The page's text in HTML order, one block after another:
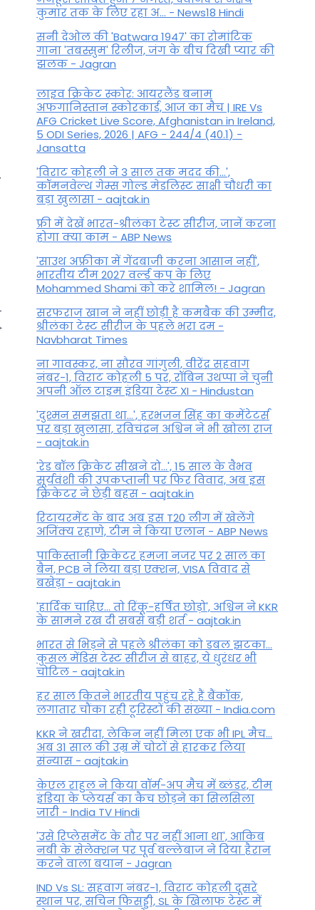
कुमार तक के लिए रहा अ... - News18 Hindi
सनी देओल की 'Batwara 1947' का रोमांटिक
गाना 'तबस्सुम' रिलीज, जंग के बीच दिखी प्यार की
झलक - Jagran
लाइव क्रिकेट स्कोर: आयरलैंड बनाम
अफगानिस्तान स्कोरकार्ड, आज का मैच | IRE Vs
AFG Cricket Live Score, Afghanistan in Ireland,
5 ODI Series, 2026 | AFG - 244/4 (40.1) -
Jansatta
'विराट कोहली ने 3 साल तक मदद की...',
कॉमनवेल्थ गेम्स गोल्ड मेडलिस्ट साक्षी चौधरी का
बड़ा खुलासा - aajtak.in
फ्री में देखें भारत-श्रीलंका टेस्ट सीरीज, जानें करना
होगा क्या काम - ABP News
'साउथ अफ्रीका में गेंदबाजी करना आसान नहीं',
भारतीय टीम 2027 वर्ल्‍ड कप के लिए
Mohammed Shami को करे शामिल! - Jagran
सरफराज खान ने नहीं छोड़ी है कमबैक की उम्मीद,
श्रीलंका टेस्ट सीरीज के पहले भरा दम -
Navbharat Times
ना गावस्कर, ना सौरव गांगुली, वीरेंद्र सहवाग
नंबर-1, विराट कोहली 5 पर, रॉबिन उथप्पा ने चुनी
अपनी ऑल टाइम इंडिया टेस्ट XI - Hindustan
'दुश्मन समझता था...', हरभजन सिंह का कमेंटेटर्स
पर बड़ा खुलासा, रव‍िचंद्रन अश्विन ने भी खोला राज
- aajtak.in
'रेड बॉल क्रिकेट सीखने दो...', 15 साल के वैभव
सूर्यवंशी की उपकप्तानी पर फ‍िर व‍िवाद, अब इस
क्रिकेटर ने छेड़ी बहस - aajtak.in
रिटायरमेंट के बाद अब इस T20 लीग में खेलेंगे
अजिंक्य रहाणे, टीम ने किया एलान - ABP News
पाकिस्तानी क्रिकेटर हमजा नजर पर 2 साल का
बैन, PCB ने ल‍िया बड़ा एक्शन, VISA व‍िवाद से
बखेड़ा - aajtak.in
'हार्दिक चाहिए... तो रिंकू-हर्षित छोड़ो', अश्विन ने KKR
के सामने रख दी सबसे बड़ी शर्त - aajtak.in
भारत से भिड़ने से पहले श्रीलंका को डबल झटका...
कुसल मेंडिस टेस्ट सीरीज से बाहर, ये धुरंधर भी
चोटिल - aajtak.in
हर साल कितने भारतीय पहुंच रहे हैं बैंकॉक,
लगातार चौंका रही टूरिस्टों की संख्या - India.com
KKR ने खरीदा, लेकिन नहीं मिला एक भी IPL मैच...
अब 31 साल की उम्र में चोटों से हारकर लिया
संन्यास - aajtak.in
केएल राहुल ने किया वॉर्म-अप मैच में ब्लंडर, टीम
इंडिया के प्लेयर्स का कैच छोड़ने का सिलसिला
जारी - India TV Hindi
'उसे रिप्लेसमेंट के तौर पर नहीं आना था', आकिब
नबी के सेलेक्शन पर पूर्व बल्लेबाज ने दिया हैरान
करने वाला बयान - Jagran
IND Vs SL: सहवाग नंबर-1, विराट कोहली दूसरे
स्थान पर, सचिन फिसड्डी, SL के खिलाफ टेस्ट में